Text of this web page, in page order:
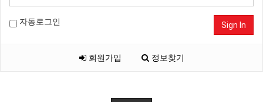
자동로그인 Sign In
회원가입 정보찾기